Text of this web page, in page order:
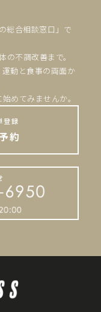
総合相談窓口」で
不調改善まで。
動と食事の両面か
めてみませんか。
登録
約